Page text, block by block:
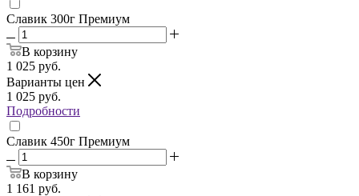
Славик 300г Премиум
В корзину
1 025 руб.
Варианты цен
1 025 руб.
Подробности
Славик 450г Премиум
В корзину
1 161 руб.